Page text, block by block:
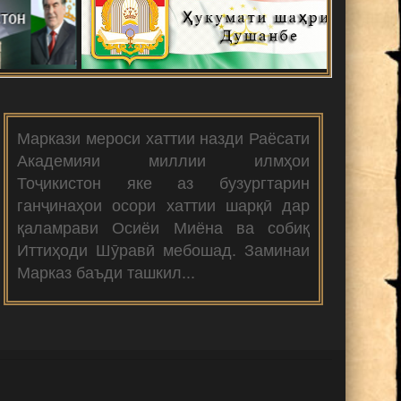
Маркази мероси хаттии назди Раёсати
Академияи миллии илмҳои
Тоҷикистон яке аз бузургтарин
ганҷинаҳои осори хаттии шарқӣ дар
қаламрави Осиёи Миёна ва собиқ
Иттиҳоди Шӯравӣ мебошад. Заминаи
Марказ баъди ташкил...